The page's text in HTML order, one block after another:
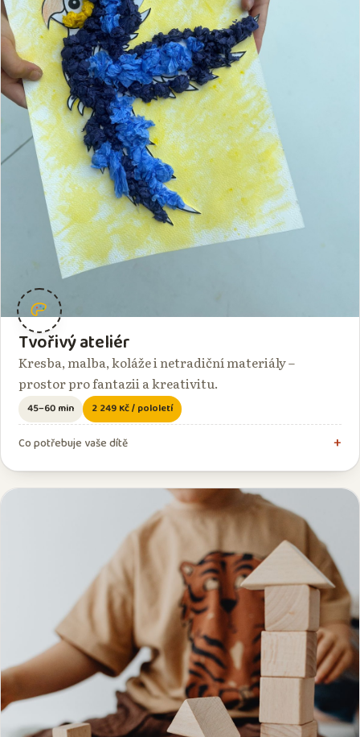
Tvořivý ateliér
Kresba, malba, koláže i netradiční materiály –
prostor pro fantazii a kreativitu.
45–60 min 2 249 Kč / pololetí
Co potřebuje vaše dítě